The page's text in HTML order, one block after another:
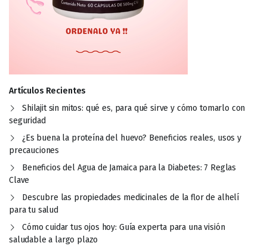
Artículos Recientes
Shilajit sin mitos: qué es, para qué sirve y cómo tomarlo con
seguridad
¿Es buena la proteína del huevo? Beneficios reales, usos y
precauciones
Beneficios del Agua de Jamaica para la Diabetes: 7 Reglas
Clave
Descubre las propiedades medicinales de la flor de alhelí
para tu salud
Cómo cuidar tus ojos hoy: Guía experta para una visión
saludable a largo plazo